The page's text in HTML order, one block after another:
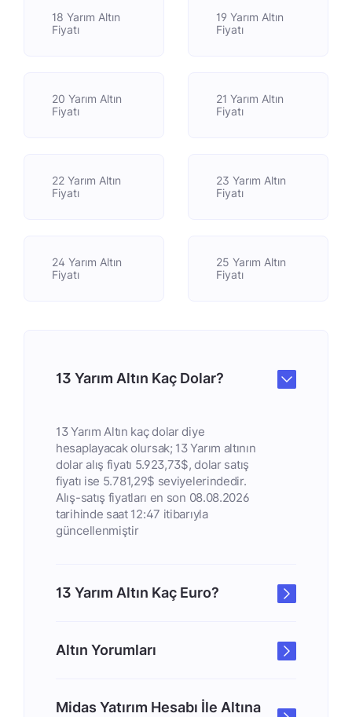
18 Yarım Altın
Fiyatı
19 Yarım Altın
Fiyatı
20 Yarım Altın
Fiyatı
21 Yarım Altın
Fiyatı
22 Yarım Altın
Fiyatı
23 Yarım Altın
Fiyatı
24 Yarım Altın
Fiyatı
25 Yarım Altın
Fiyatı
13 Yarım Altın Kaç Dolar?
13 Yarım Altın kaç dolar diye
hesaplayacak olursak; 13 Yarım altının
dolar alış fiyatı 5.923,73$, dolar satış
fiyatı ise 5.781,29$ seviyelerindedir.
Alış-satış fiyatları en son 08.08.2026
tarihinde saat 12:47 itibarıyla
güncellenmiştir
13 Yarım Altın Kaç Euro?
Altın Yorumları
Midas Yatırım Hesabı İle Altına